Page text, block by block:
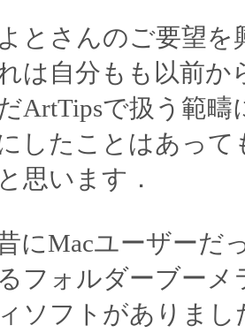
とさんのご要望を
は自分もも以前か
ArtTipsで扱う範
したことはあっ
思います．
にMacユーザーだ
フォルダーブーメ
ソフトがありまし